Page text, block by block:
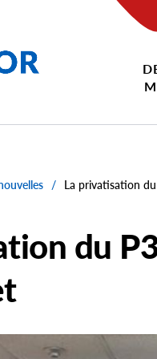
/ La privatisation
du